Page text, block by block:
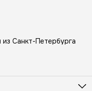
Санкт-Петербурга